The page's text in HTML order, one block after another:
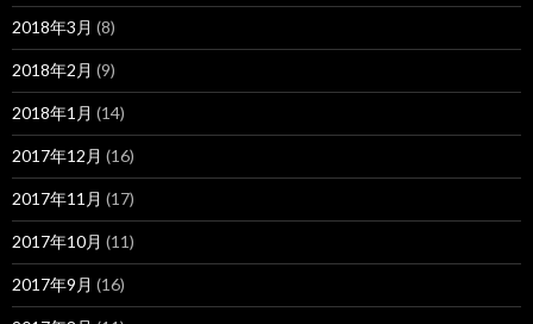
2018年3月 (8)
2018年2月 (9)
2018年1月 (14)
2017年12月 (16)
2017年11月 (17)
2017年10月 (11)
2017年9月 (16)